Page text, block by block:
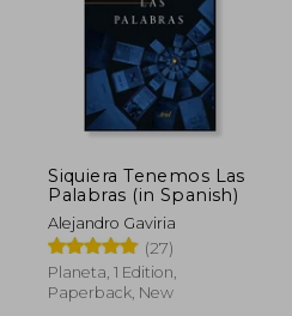
Siquiera Tenemos Las
Palabras (in Spanish)
Alejandro Gaviria
(27)
Planeta, 1 Edition,
Paperback, New